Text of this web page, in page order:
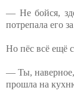
— Не бойся,
потрепала его
Но пёс всё ещё
— Ты,
прошла на